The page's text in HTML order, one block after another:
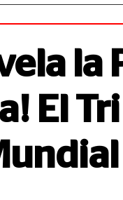
la
El